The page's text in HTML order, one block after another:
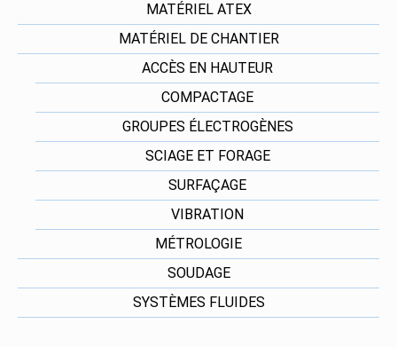
MATÉRIEL ATEX
MATÉRIEL DE CHANTIER
ACCÈS EN HAUTEUR
COMPACTAGE
GROUPES ÉLECTROGÈNES
SCIAGE ET FORAGE
SURFAÇAGE
VIBRATION
MÉTROLOGIE
SOUDAGE
SYSTÈMES FLUIDES